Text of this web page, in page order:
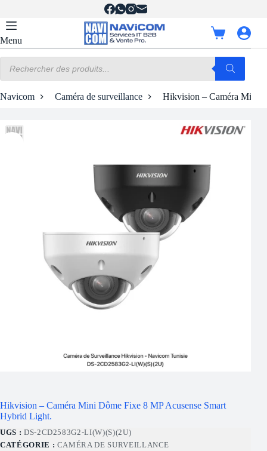
contenu
Menu
Panier
d’achat
produits
Navicom Caméra de surveillance Hikvision – Caméra Mini
Hikvision – Caméra Mini Dôme Fixe 8 MP Acusense Smart
Hybrid Light.
UGS : DS-2CD2583G2-LI(W)(S)(2U)
CATÉGORIE : CAMÉRA DE SURVEILLANCE